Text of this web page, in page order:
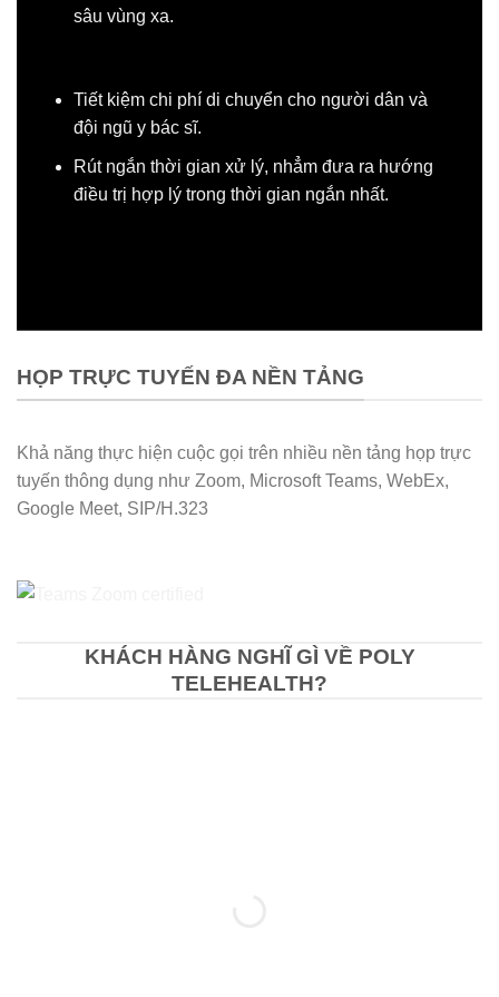
sâu vùng xa.
Tiết kiệm chi phí di chuyển cho người dân và
đội ngũ y bác sĩ.
Rút ngắn thời gian xử lý, nhẳm đưa ra hướng
điều trị hợp lý trong thời gian ngắn nhất.
HỌP TRỰC TUYẾN ĐA NỀN TẢNG
Khả năng thực hiện cuộc gọi trên nhiều nền tảng họp trực
tuyến thông dụng như Zoom, Microsoft Teams, WebEx,
Google Meet, SIP/H.323
KHÁCH HÀNG NGHĨ GÌ VỀ POLY
TELEHEALTH?